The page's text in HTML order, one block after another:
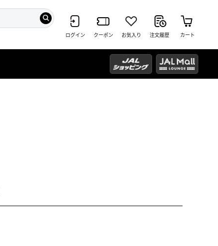
ログイン クーポン お気入り 注文履歴 カート